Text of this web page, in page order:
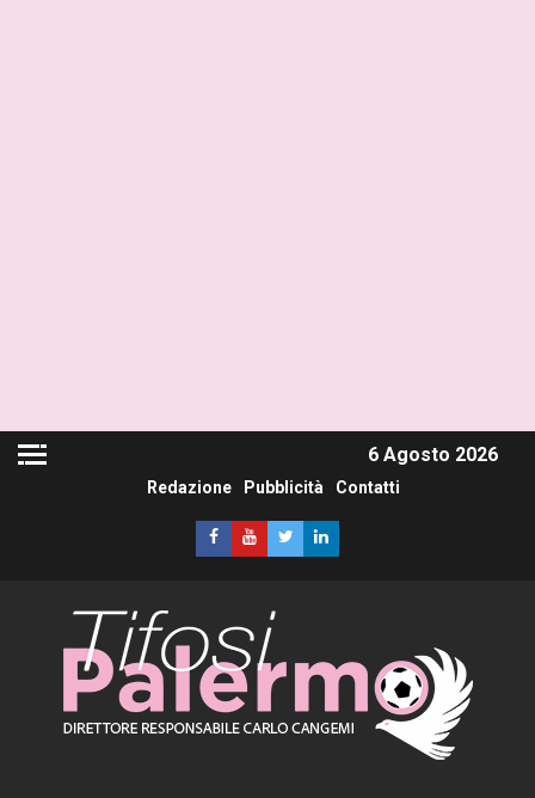
6 Agosto 2026
Redazione Pubblicità Contatti